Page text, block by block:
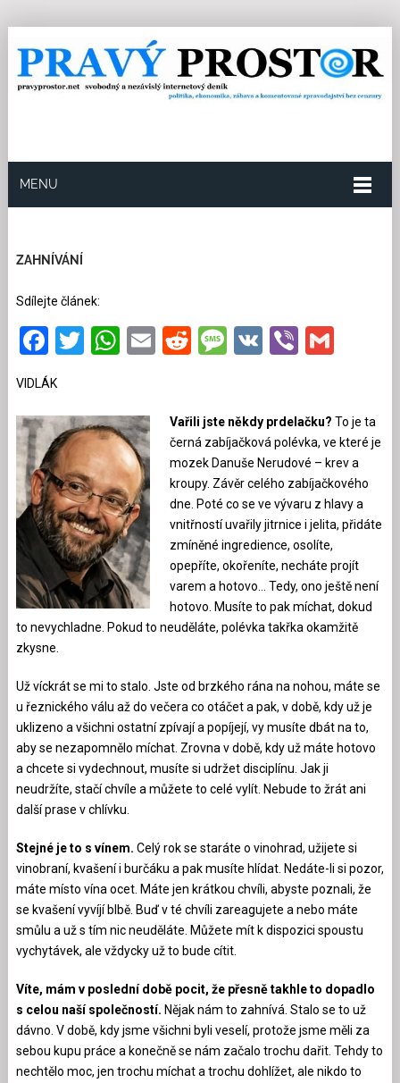
MENU
ZAHNÍVÁNÍ
Sdílejte článek:
Facebook
Twitter
WhatsApp
EmailRedditMessage
VKViber
VIDLÁK
Vařili jste někdy prdelačku? To je ta
černá zabíjačková polévka, ve které je
mozek Danuše Nerudové – krev a
kroupy. Závěr celého zabíjačkového
dne. Poté co se ve vývaru z hlavy a
vnitřností uvařily jitrnice i jelita, přidáte
zmíněné ingredience, osolíte,
opepříte, okořeníte, necháte projít
varem a hotovo… Tedy, ono ještě není
hotovo. Musíte to pak míchat, dokud
to nevychladne. Pokud to neuděláte, polévka takřka okamžitě
zkysne.
Už víckrát se mi to stalo. Jste od brzkého rána na nohou, máte se
u řeznického válu až do večera co otáčet a pak, v době, kdy už je
uklizeno a všichni ostatní zpívají a popíjejí, vy musíte dbát na to,
aby se nezapomnělo míchat. Zrovna v době, kdy už máte hotovo
a chcete si vydechnout, musíte si udržet disciplínu. Jak ji
neudržíte, stačí chvíle a můžete to celé vylít. Nebude to žrát ani
další prase v chlívku.
Stejné je to s vínem. Celý rok se staráte o vinohrad, užijete si
vinobraní, kvašení i burčáku a pak musíte hlídat. Nedáte-li si pozor,
máte místo vína ocet. Máte jen krátkou chvíli, abyste poznali, že
se kvašení vyvíjí blbě. Buď v té chvíli zareagujete a nebo máte
smůlu a už s tím nic neuděláte. Můžete mít k dispozici spoustu
vychytávek, ale vždycky už to bude cítit.
Víte, mám v poslední době pocit, že přesně takhle to dopadlo
s celou naší společností. Nějak nám to zahnívá. Stalo se to už
dávno. V době, kdy jsme všichni byli veselí, protože jsme měli za
sebou kupu práce a konečně se nám začalo trochu dařit. Tehdy to
nechtělo moc, jen trochu míchat a trochu dohlížet, ale nikdo to